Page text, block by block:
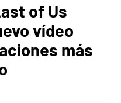
of Us
vídeo
más